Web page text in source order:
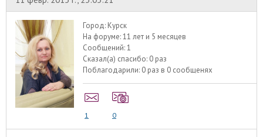
Город: Курск
На форуме:11 лет и 5 месяцев
Сообщений:1
Сказал(а) спасибо: 0 раз
Поблагодарили: 0 раз в 0 сообщенях
1 0